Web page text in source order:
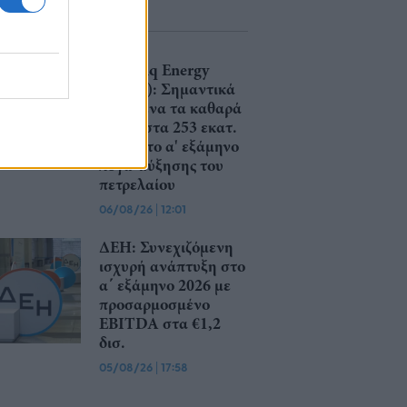
Helleniq Energy
(ΕΛΠΕ): Σημαντικά
αυξημένα τα καθαρά
κέρδη στα 253 εκατ.
ευρώ στο α' εξάμηνο
λόγω αύξησης του
πετρελαίου
06/08/26 | 12:01
ΔΕΗ: Συνεχιζόμενη
ισχυρή ανάπτυξη στο
α΄ εξάμηνο 2026 με
προσαρμοσμένο
EBITDA στα €1,2
δισ.
05/08/26 | 17:58